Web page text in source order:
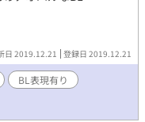
日 2019.12.21 登録日 2019.12.21
BL表現有り